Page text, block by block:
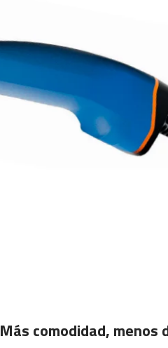
Más comodidad, menos